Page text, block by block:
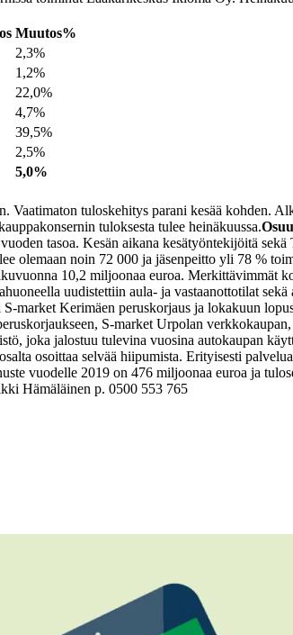
Muutos%
2,3%
1,2%
22,0%
4,7%
39,5%
2,5%
5,0%
tuloskehitys parani kesää kohden.
tuloksesta tulee heinäkuussa.
tasoa. Kesän aikana kesätyöntekijöitä
olemaan noin 72 000 ja jäsenpeitto yli 78 %
10,2 miljoonaa euroa. Merkittävimmät
uudistettiin aula- ja vastaanottotilat
market Kerimäen peruskorjaus ja lokakuun
S-market Urpolan
joka jalostuu tulevina vuosina autokaupan
osoittaa selvää hiipumista. Erityisesti
vuodelle 2019 on 476 miljoonaa euroa ja
Hämäläinen p. 0500 553 765